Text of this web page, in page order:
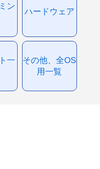
ン
ハードウェア
一
その他、全OS
用一覧